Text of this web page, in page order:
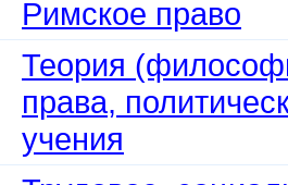
Римское право
Теория
права,
учения